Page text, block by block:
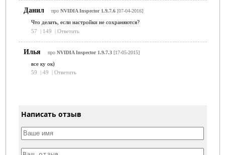
Данил про NVIDIA Inspector 1.9.7.6[07-04-2016]
Что делать, если настройки не сохраняются?
57
| 149 | Ответить
Илья про NVIDIA Inspector 1.9.7.3[17-05-2015]
все ку ок)
59
| 49 | Ответить
Написать отзыв